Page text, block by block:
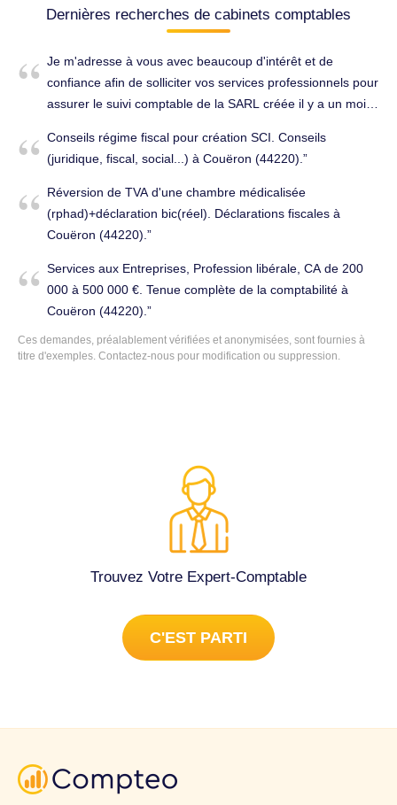
Dernières recherches de cabinets comptables
Je m'adresse à vous avec beaucoup d'intérêt et de
confiance afin de solliciter vos services professionnels pour
assurer le suivi comptable de la SARL créée il y a un mois.
Conseils régime fiscal pour création SCI. Conseils
(juridique, fiscal, social...) à Couëron (44220).
Réversion de TVA d'une chambre médicalisée
(rphad)+déclaration bic(réel). Déclarations fiscales à
Couëron (44220).
Services aux Entreprises, Profession libérale, CA de 200
000 à 500 000 €. Tenue complète de la comptabilité à
Couëron (44220).
Ces demandes, préalablement vérifiées et anonymisées, sont fournies à
titre d'exemples. Contactez-nous pour modification ou suppression.
Trouvez Votre Expert-Comptable
C'EST PARTI